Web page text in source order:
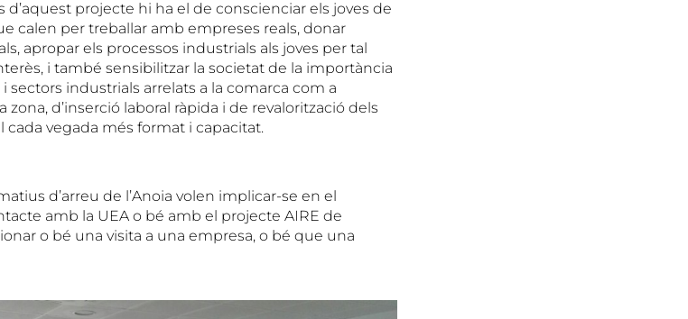
projecte hi ha el de conscienciar els joves de
calen per treballar amb empreses reals, donar
apropar els processos industrials als joves per tal
i també sensibilitzar la societat de la importància
sectors industrials arrelats a la comarca com a
d’inserció laboral ràpida i de revalorització dels
vegada més format i capacitat.
d’arreu de l’Anoia volen implicar-se en el
amb la UEA o bé amb el projecte AIRE de
o bé una visita a una empresa, o bé que una